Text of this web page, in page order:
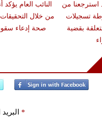
النائب العام يؤكد
من خلال التحقيقات
صحة إدعاء
استرجعنا من
تسجيلات
بقضية
*